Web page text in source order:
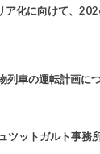
ア化に向けて、
列車の運転計画に
ツットガルト事務